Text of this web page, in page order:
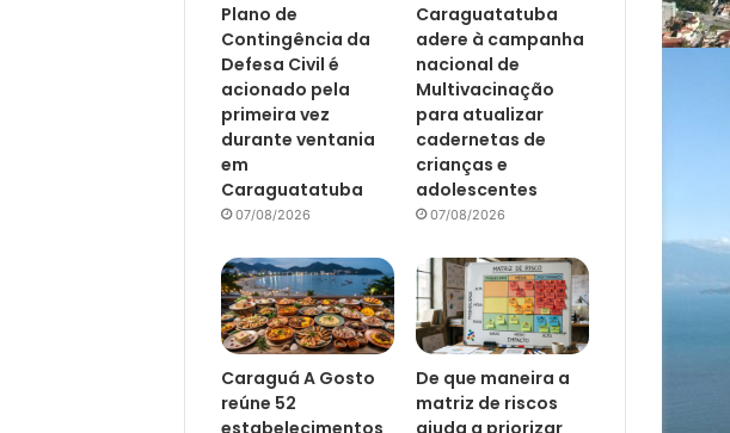
Plano de
Contingência da
Defesa Civil é
acionado pela
primeira vez
durante ventania
em
Caraguatatuba
07/08/2026
Caraguatatuba
adere à campanha
nacional de
Multivacinação
para atualizar
cadernetas de
crianças e
adolescentes
07/08/2026
Caraguá A Gosto
reúne 52
De que maneira a
matriz de riscos